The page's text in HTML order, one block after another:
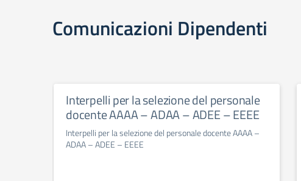
Comunicazioni Dipendenti
Interpelli per la selezione del personale
docente AAAA – ADAA – ADEE – EEEE
Interpelli per la selezione del personale docente AAAA –
ADAA – ADEE – EEEE